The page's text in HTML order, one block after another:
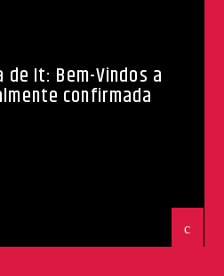
de It: Bem-Vindos a
confirmada